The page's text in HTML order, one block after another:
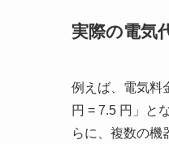
実際の電気
例えば、電気料
円 = 7.5 円」と
らに、複数の機